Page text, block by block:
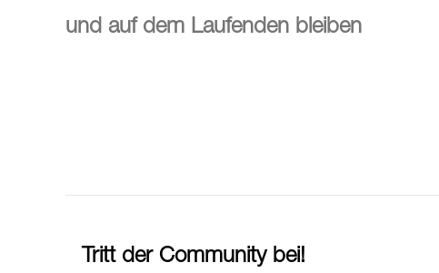
und auf dem Laufenden bleiben
Tritt der Community bei!